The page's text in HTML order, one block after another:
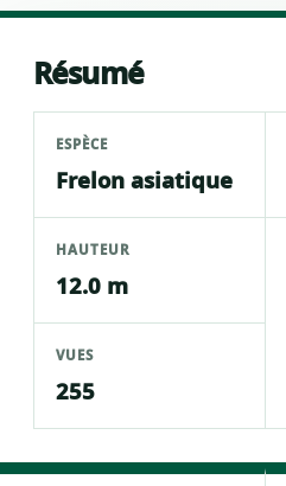
Résumé
ESPÈCE
Frelon asiatique
HAUTEUR
12.0 m
VUES
255